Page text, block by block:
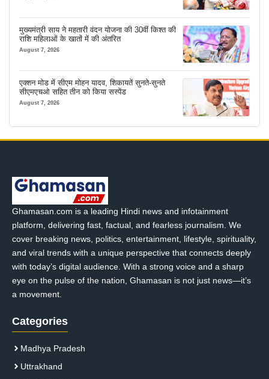
मुख्यमंत्री साय ने महतारी वंदन योजना की 30वीं किश्त की
राशि महिलाओं के खातों में की अंतरित
August 7, 2026
एक्शन मोड में सीएम मोहन यादव, शिकायतें सुनते-सुनते
सीएमएचओ सहित तीन को किया सस्पेंड
August 7, 2026
Ghamasan.com is a leading Hindi news and infotainment
platform, delivering fast, factual, and fearless journalism. We
cover breaking news, politics, entertainment, lifestyle, spirituality,
and viral trends with a unique perspective that connects deeply
with today’s digital audience. With a strong voice and a sharp
eye on the pulse of the nation, Ghamasan is not just news—it’s
a movement.
Categories
Madhya Pradesh
Uttrakhand